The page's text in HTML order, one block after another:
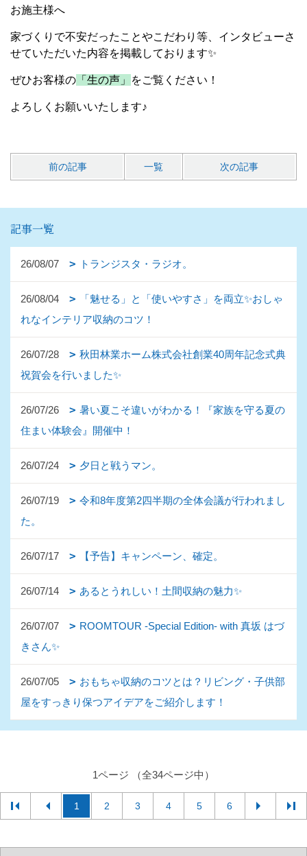
お施主様へ
家づくりで不安だったことやこだわり等、インタビューさ
せていただいた内容を掲載しております✨
ぜひお客様の 「生の声」 をご覧ください！
よろしくお願いいたします♪
前の記事 一覧 次の記事
記事一覧
26/08/07 トランジスタ・ラジオ。
26/08/04
「魅せる」と「使いやすさ」を両立✨おしゃ
れなインテリア収納のコツ！
26/07/28
秋田林業ホーム株式会社創業40周年記念式典
祝賀会を行いました✨
26/07/26
暑い夏こそ違いがわかる！『家族を守る夏の
住まい体験会』開催中！
26/07/24 夕日と戦うマン。
26/07/19
令和8年度第2四半期の全体会議が行われまし
た。
26/07/17 【予告】キャンペーン、確定。
26/07/14 あるとうれしい！土間収納の魅力✨
26/07/07
ROOMTOUR -Special Edition- with 真坂 はづ
きさん✨
26/07/05
おもちゃ収納のコツとは？リビング・子供部
屋をすっきり保つアイデアをご紹介します！
1ページ （全34ページ中）
1 2 3 4 5 6